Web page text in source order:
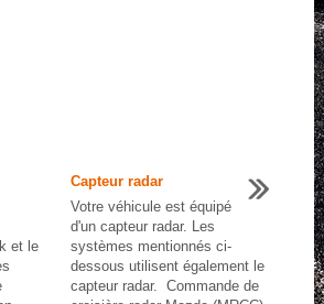
et le
Capteur radar
Votre véhicule est équipé
d'un capteur radar. Les
systèmes mentionnés ci-
dessous utilisent également le
capteur radar. Commande de